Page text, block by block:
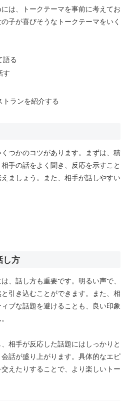
は、トークテーマを事前に考えてお
子が喜びそうなトークテーマをいく
語る
す
ランを紹介する
つかのコツがあります。まずは、積
手の話をよく聞き、反応を示すこと
ましょう。また、相手が話しやすい
し方
、話し方も重要です。明るい声で、
引き込むことができます。また、相
ブな話題を避けることも、良い印象
相手が反応した話題にはしっかりと
話が盛り上がります。具体的なエピ
えたりすることで、より楽しいトー